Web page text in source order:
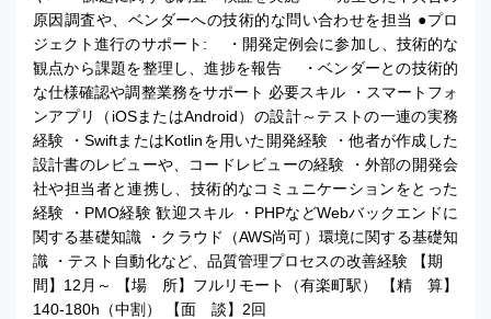
原因調査や、ベンダーへの技術的な問い合わせを担当 ●プロ
ジェクト進行のサポート: ・開発定例会に参加し、技術的な
観点から課題を整理し、進捗を報告 ・ベンダーとの技術的
な仕様確認や調整業務をサポート 必要スキル ・スマートフォ
ンアプリ（iOSまたはAndroid）の設計～テストの一連の実務
経験 ・SwiftまたはKotlinを用いた開発経験 ・他者が作成した
設計書のレビューや、コードレビューの経験 ・外部の開発会
社や担当者と連携し、技術的なコミュニケーションをとった
経験 ・PMO経験 歓迎スキル ・PHPなどWebバックエンドに
関する基礎知識 ・クラウド（AWS尚可）環境に関する基礎知
識 ・テスト自動化など、品質管理プロセスの改善経験 【期
間】12月～ 【場 所】フルリモート（有楽町駅） 【精 算】
140-180h（中割） 【面 談】2回